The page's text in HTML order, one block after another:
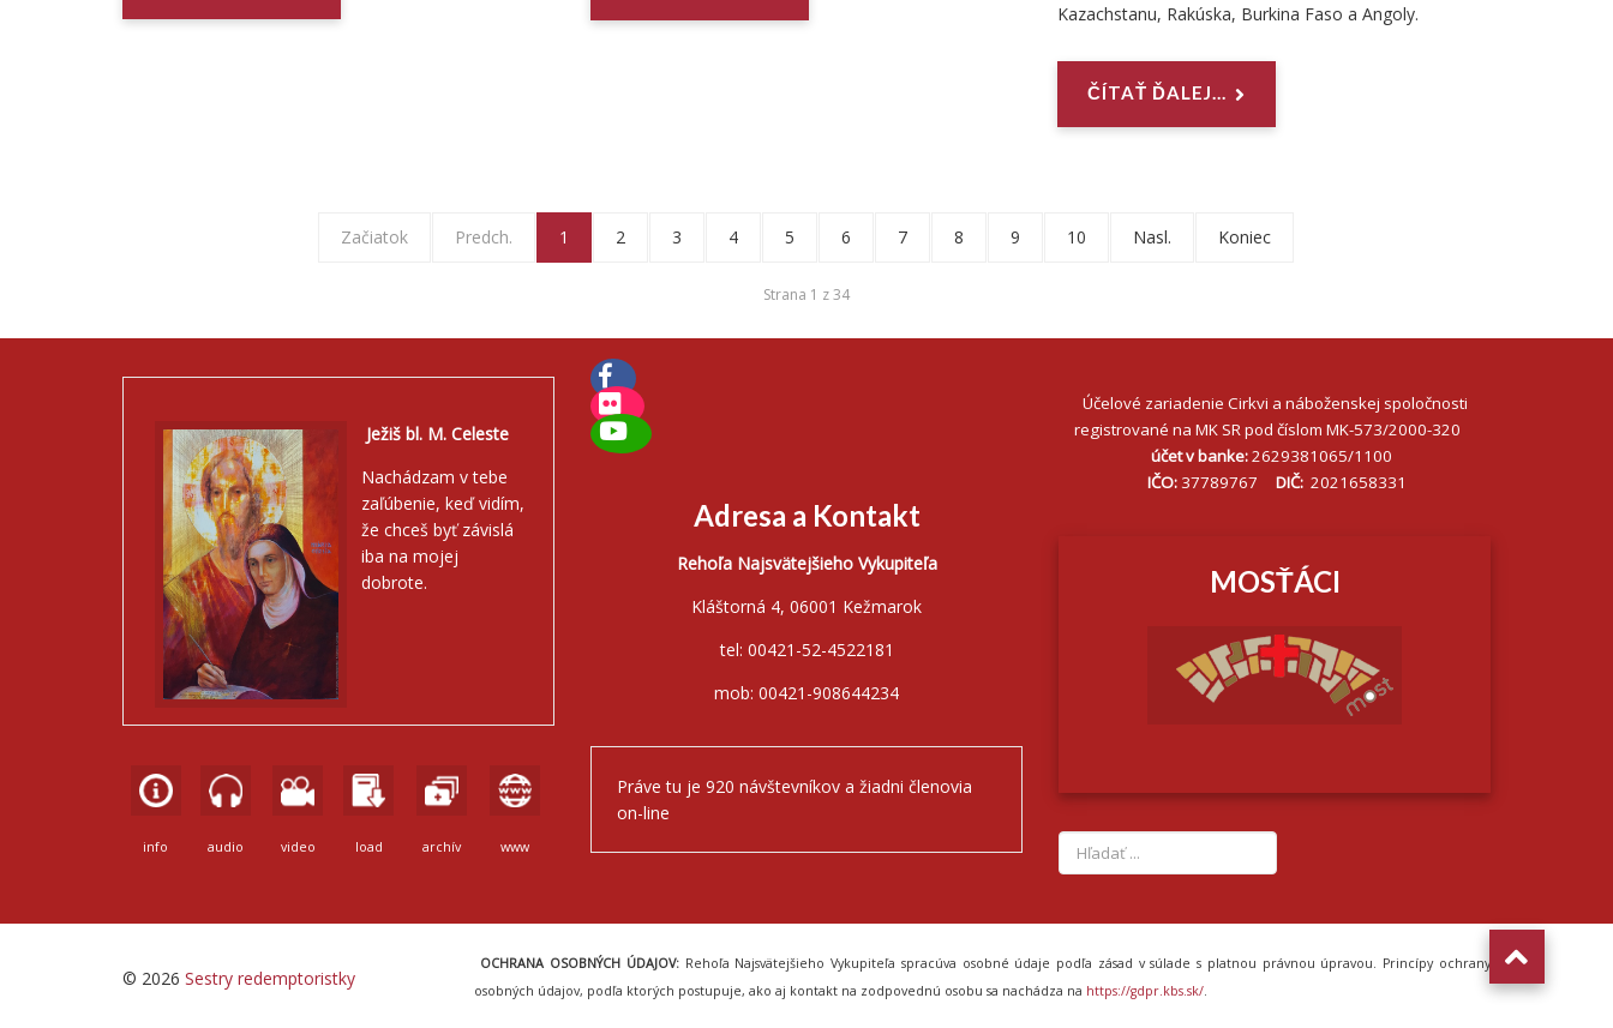
Kazachstanu, Rakúska, Burkina Faso a Angoly.
ČÍTAŤ ĎALEJ...
Strana 1 z 34
Začiatok Predch. 1 2 3 4 5 6 7 8 9 10 Nasl. Koniec
Ježiš bl. M. Celeste
Nachádzam v tebe
zaľúbenie, keď vidím,
že chceš byť závislá
iba na mojej
dobrote.
info audio video load archív www
Adresa a Kontakt
Rehoľa Najsvätejšieho Vykupiteľa
Kláštorná 4, 06001 Kežmarok
tel: 00421-52-4522181
mob: 00421-908644234
Práve tu je 920 návštevníkov a žiadni členovia
on-line
Účelové zariadenie Cirkvi a náboženskej spoločnosti
registrované na MK SR pod číslom MK-573/2000-320
účet v banke:2629381065/1100
IČO:37789767 DIČ:2021658331
MOSŤÁCI
© 2026 Sestry redemptoristky
OCHRANA OSOBNÝCH ÚDAJOV:Rehoľa Najsvätejšieho Vykupiteľa spracúva osobné údaje podľa zásad v súlade s platnou právnou úpravou. Princípy ochrany
osobných údajov, podľa ktorých postupuje, ako aj kontakt na zodpovednú osobu sa nachádza na https://gdpr.kbs.sk/.